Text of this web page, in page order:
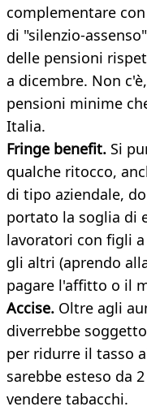
complementare
di "silenzio-
delle pensioni
a dicembre. Non
pensioni minime
Italia.
Fringe benefit. Si
qualche ritocco,
di tipo aziendale,
portato la soglia di
lavoratori con figli
gli altri (aprendo
pagare l'affitto o il
Accise. Oltre agli
diverrebbe
per ridurre il tasso
sarebbe esteso da
vendere tabacchi.